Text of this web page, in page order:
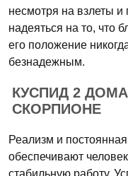
несмотря на взлеты
надеяться на то, что
его положение
безнадежным.
КУСПИД 2
СКОРПИОНЕ
Реализм и
обеспечивают
стабильную работу.